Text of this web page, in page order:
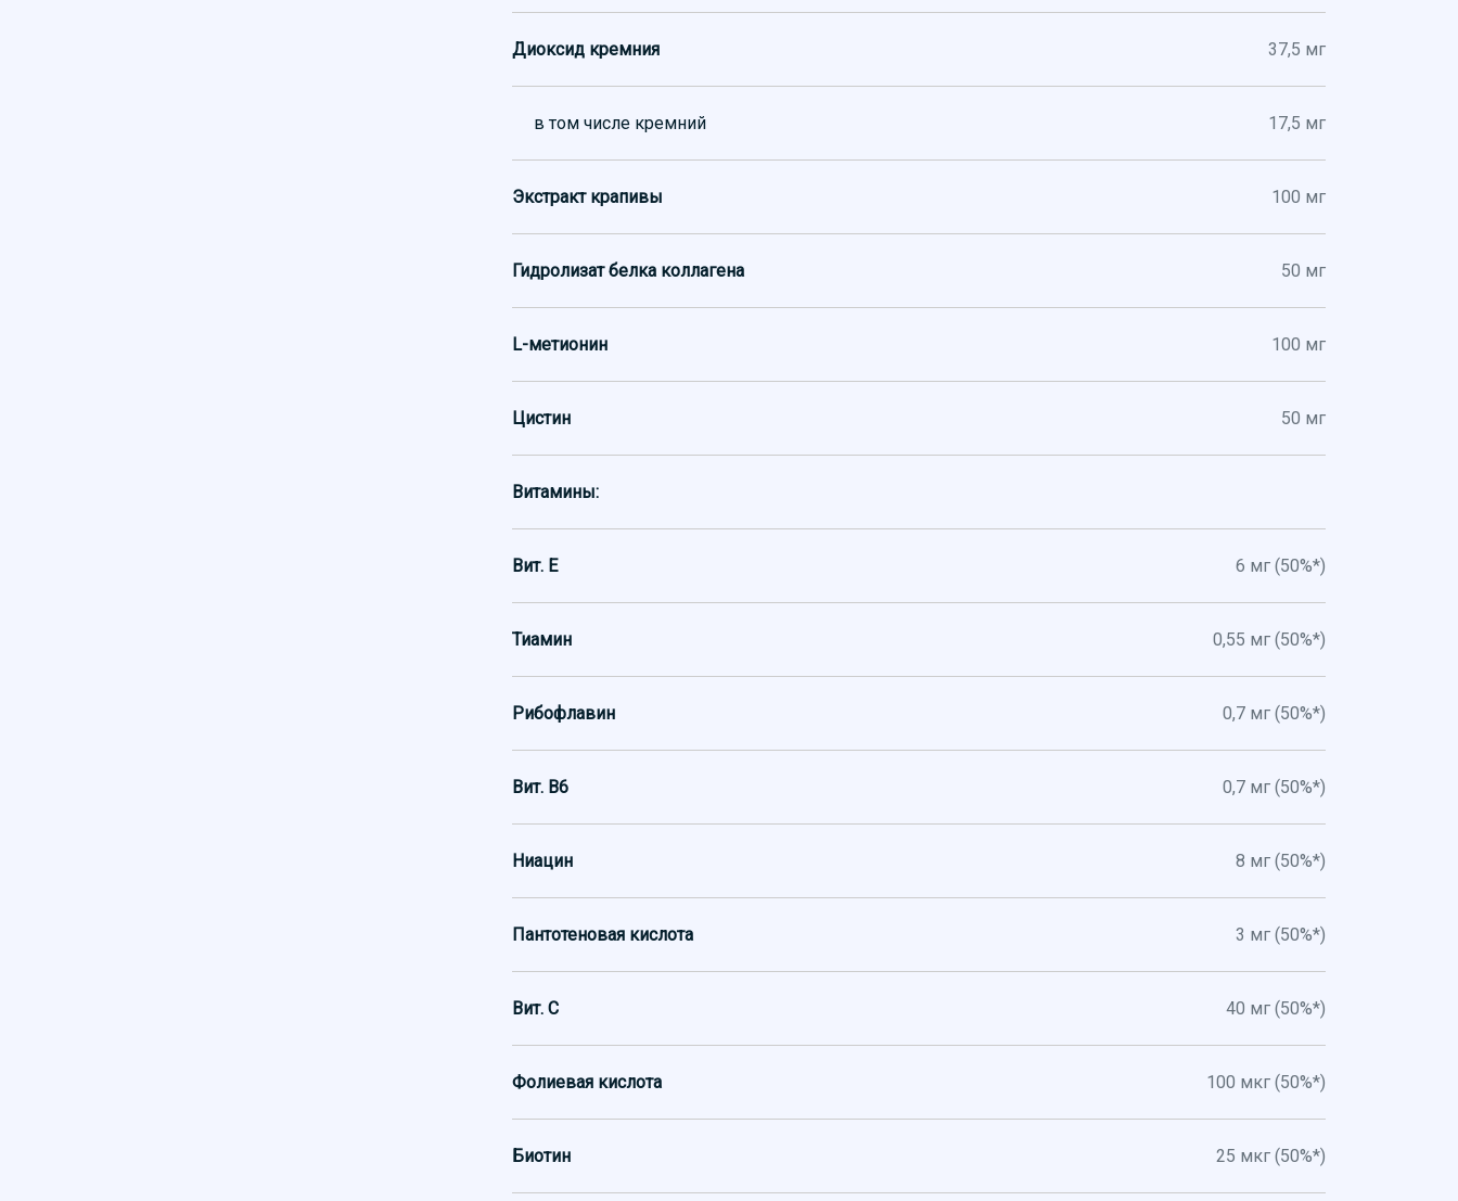
Диоксид кремния 37,5 мг
в том числе кремний 17,5 мг
Экстракт крапивы 100 мг
Гидролизат белка коллагена 50 мг
L-метионин 100 мг
Цистин 50 мг
Витамины:
Вит. E 6 мг (50%*)
Тиамин 0,55 мг (50%*)
Рибофлавин 0,7 мг (50%*)
Вит. B6 0,7 мг (50%*)
Ниацин 8 мг (50%*)
Пантотеновая кислота 3 мг (50%*)
Вит. C 40 мг (50%*)
Фолиевая кислота 100 мкг (50%*)
Биотин 25 мкг (50%*)